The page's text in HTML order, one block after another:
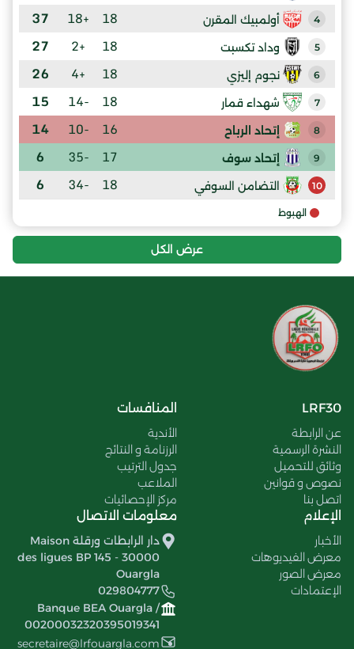
4 أولمبيك المقرن 18
+18
37
5 وداد تكسبت 18
+2
27
6 نجوم إليزي 18
+4
26
7 شهداء قمار 18
-14
15
8 إتحاد الرباح 16
-10
14
9 إتحاد سوف 17
-35
6
10 التضامن السوفي 18
-34
6
الهبوط
عرض الكل
LRF30
عن الرابطة
النشرة الرسمية
وثائق للتحميل
نصوص و قوانين
اتصل بنا
المنافسات
الأندية
الرزنامة و النتائج
جدول الترتيب
الملاعب
مركز الإحصائيات
الإعلام
الأخبار
معرض الفيديوهات
معرض الصور
الإعتمادات
معلومات الاتصال
دار الرابطات ورقلة Maison
des ligues BP 145 - 30000
Ouargla
029804777
Banque BEA Ouargla /
00200032320395019341
secretaire@lrfouargla.com